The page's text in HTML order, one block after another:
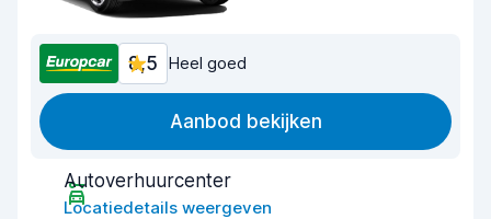
8,5 Heel goed
Aanbod bekijken
Autoverhuurcenter
Locatiedetails weergeven